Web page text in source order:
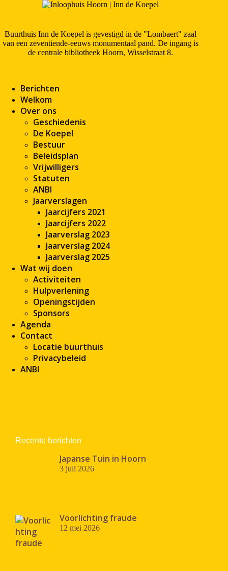
Buurthuis Inn de Koepel is gevestigd in de "Lombaert" zaal
van een zeventiende-eeuws monumentaal pand. De ingang is
de centrale bibliotheek Hoorn, Wisselstraat 8.
Berichten
Welkom
Over ons
Geschiedenis
De Koepel
Bestuur
Beleidsplan
Vrijwilligers
Statuten
ANBI
Jaarverslagen
Jaarcijfers 2021
Jaarcijfers 2022
Jaarverslag 2023
Jaarverslag 2024
Jaarverslag 2025
Wat wij doen
Activiteiten
Hulpverlening
Openingstijden
Sponsors
Agenda
Contact
Locatie buurthuis
Privacybeleid
ANBI
Recente berichten
Japanse Tuin in Hoorn
3 juli 2026
Voorlichting fraude
12 mei 2026